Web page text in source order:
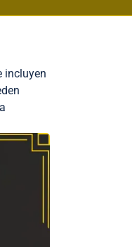
incluyen